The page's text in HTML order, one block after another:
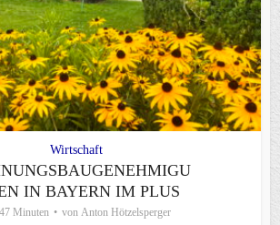
Wirtschaft
IN BAYERN IM PLUS
Minuten von Anton Hötzelsperger